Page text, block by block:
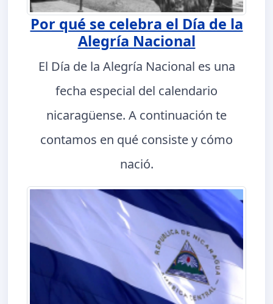
Por qué se celebra el Día de la
Alegría Nacional
El Día de la Alegría Nacional es una
fecha especial del calendario
nicaragüense. A continuación te
contamos en qué consiste y cómo
nació.